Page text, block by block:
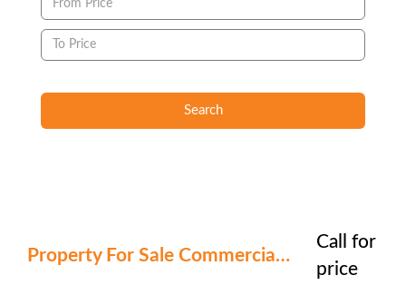
Search
Property For Sale Commercial For Sale Multiple Units
Call for
price